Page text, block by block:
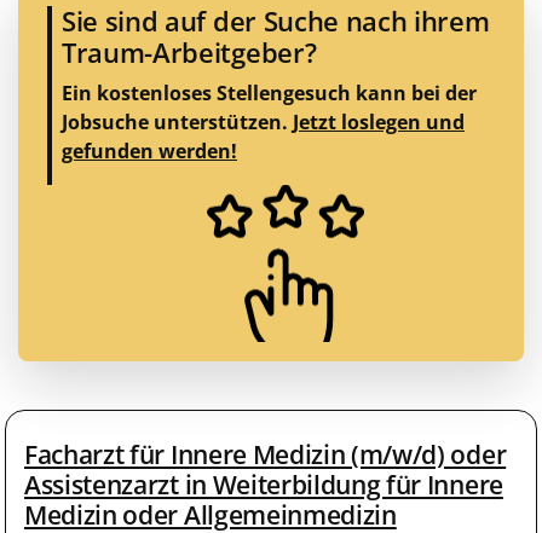
Sie sind auf der Suche nach ihrem
Traum-Arbeitgeber?
Ein kostenloses Stellengesuch kann bei der
Jobsuche unterstützen. Jetzt loslegen und
gefunden werden!
Facharzt für Innere Medizin (m/w/d) oder
Assistenzarzt in Weiterbildung für Innere
Medizin oder Allgemeinmedizin